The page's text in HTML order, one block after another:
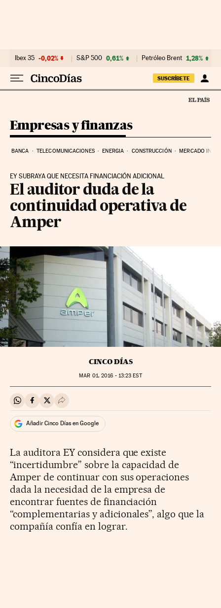
Ibex 35 -0,02% S&P 500 0,61% Petróleo Brent 1,28%
SUSCRÍBETE
Empresas y finanzas
BANCA TELECOMUNICACIONES ENERGIA CONSTRUCCIÓN MERCADO
EY SUBRAYA QUE NECESITA FINANCIACIÓN ADICIONAL
El auditor duda de la
continuidad operativa de
Amper
CINCO DÍAS
MAR 01, 2016 - 13:23 EST
Compartir en Whatsapp
Compartir en Facebook
Compartir en Twitter
Desplegar Redes Sociales
Añadir Cinco Días en Google
La auditora EY considera que existe
“incertidumbre” sobre la capacidad de
Amper de continuar con sus operaciones
dada la necesidad de la empresa de
encontrar fuentes de financiación
“complementarias y adicionales”, algo que la
compañía confía en lograr.